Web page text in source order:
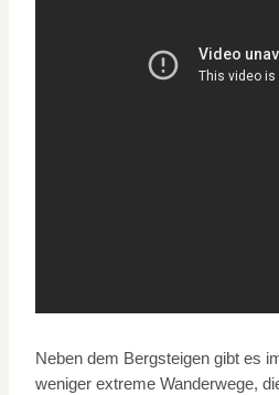
Neben dem Bergsteigen gibt es
weniger extreme Wanderwege,